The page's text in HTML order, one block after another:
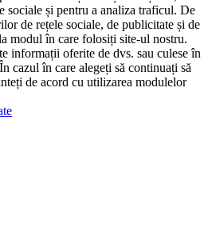
sociale și pentru a analiza traficul. De
de rețele sociale, de publicitate și de
modul în care folosiți site-ul nostru.
informații oferite de dvs. sau culese în
cazul în care alegeți să continuați să
de acord cu utilizarea modulelor